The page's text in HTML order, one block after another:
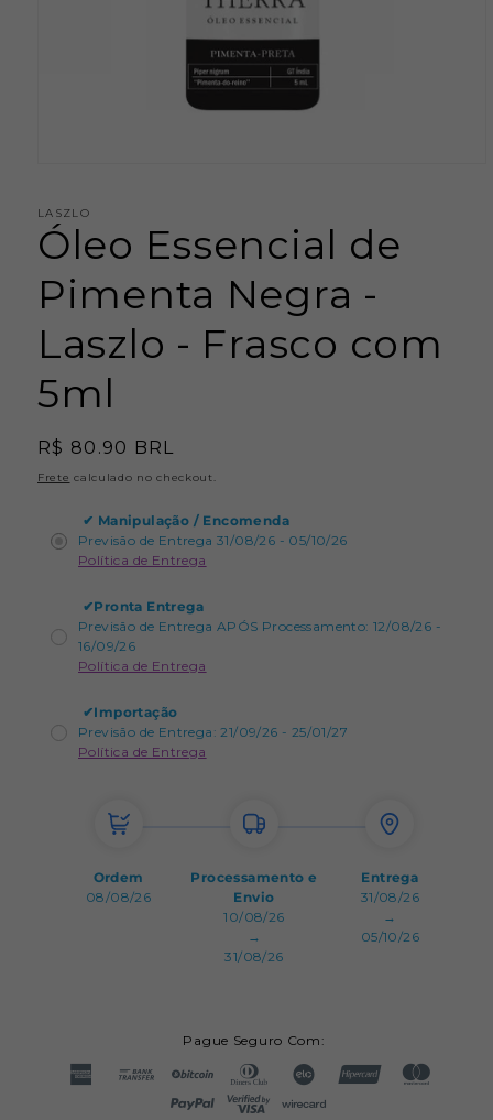
na
janela
modal
LASZLO
Óleo Essencial de
Pimenta Negra -
Laszlo - Frasco com
5ml
Preço
normal
R$ 80.90 BRL
Frete calculado no checkout.
✔ Manipulação / Encomenda
Previsão de Entrega 31/08/26 - 05/10/26
Política de Entrega
✔Pronta Entrega
Previsão de Entrega APÓS Processamento: 12/08/26 -
16/09/26
Política de Entrega
✔Importação
Previsão de Entrega: 21/09/26 - 25/01/27
Política de Entrega
Ordem
08/08/26
Processamento e
Envio
10/08/26
→
31/08/26
Entrega
31/08/26
→
05/10/26
Pague Seguro Com: